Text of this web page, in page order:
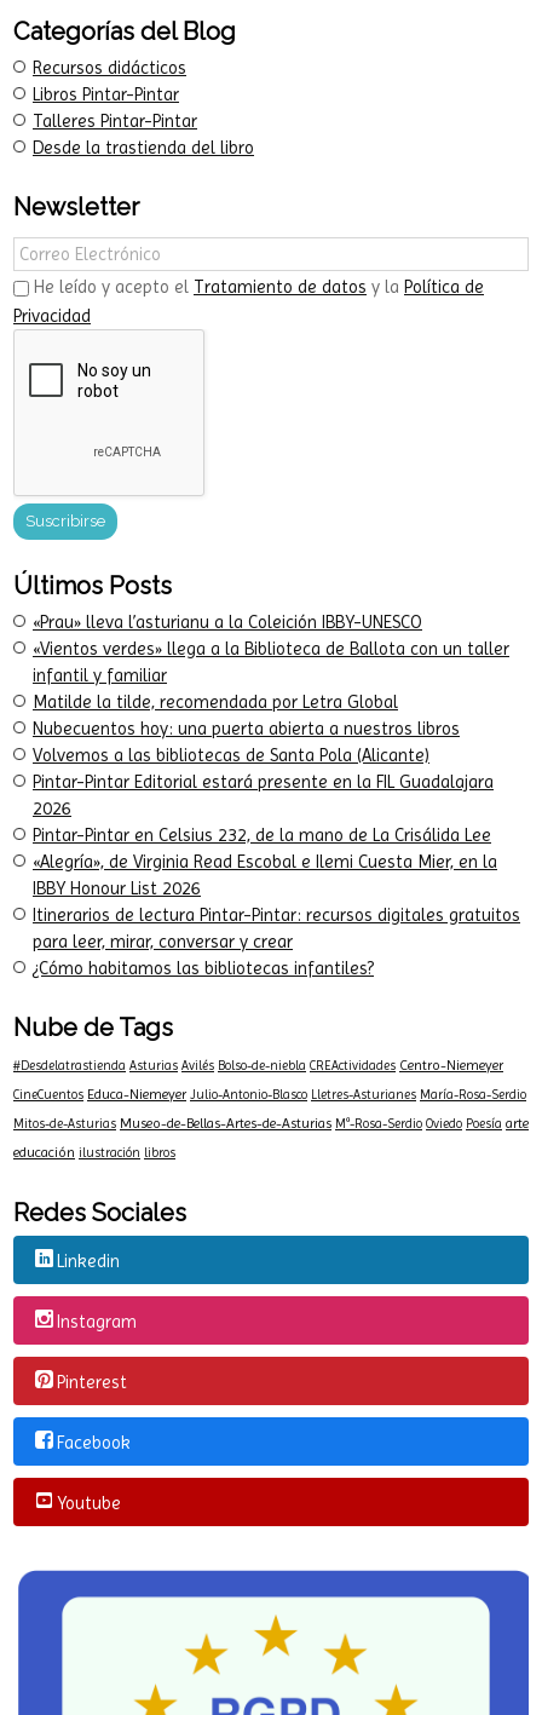
Categorías del Blog
Recursos didácticos
Libros Pintar-Pintar
Talleres Pintar-Pintar
Desde la trastienda del libro
Newsletter
He leído y acepto el Tratamiento de datos y la Política de
Privacidad
Últimos Posts
«Prau» lleva l’asturianu a la Coleición IBBY-UNESCO
«Vientos verdes» llega a la Biblioteca de Ballota con un taller
infantil y familiar
Matilde la tilde, recomendada por Letra Global
Nubecuentos hoy: una puerta abierta a nuestros libros
Volvemos a las bibliotecas de Santa Pola (Alicante)
Pintar-Pintar Editorial estará presente en la FIL Guadalajara
2026
Pintar-Pintar en Celsius 232, de la mano de La Crisálida Lee
«Alegría», de Virginia Read Escobal e Ilemi Cuesta Mier, en la
IBBY Honour List 2026
Itinerarios de lectura Pintar-Pintar: recursos digitales gratuitos
para leer, mirar, conversar y crear
¿Cómo habitamos las bibliotecas infantiles?
Nube de Tags
#Desdelatrastienda Asturias Avilés Bolso-de-niebla CREActividades Centro-Niemeyer
CineCuentos Educa-Niemeyer Julio-Antonio-Blasco Lletres-Asturianes María-Rosa-Serdio
Mitos-de-Asturias Museo-de-Bellas-Artes-de-Asturias Mª-Rosa-Serdio Oviedo Poesía arte
educación ilustración libros
Redes Sociales
Linkedin
Instagram
Pinterest
Facebook
Youtube